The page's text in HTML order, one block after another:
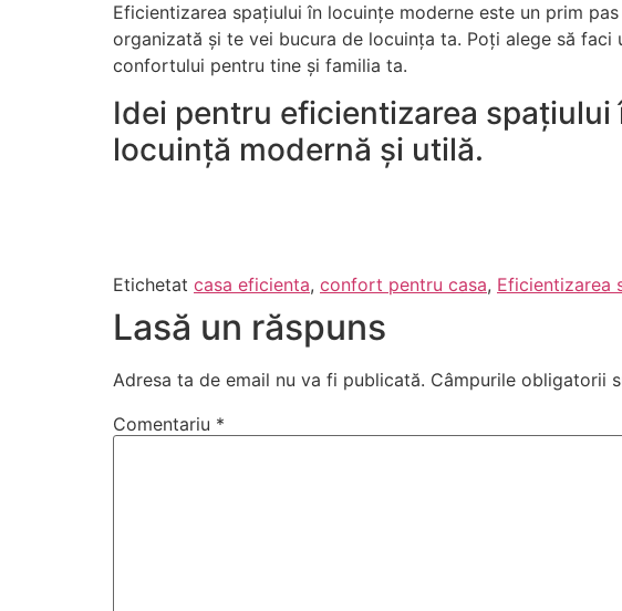
Eficientizarea spațiului în locuințe moderne este un prim
organizată și te vei bucura de locuința ta. Poți alege să
confortului pentru tine și familia ta.
Idei pentru eficientizarea
locuință modernă și utilă.
Etichetat casa eficienta, confort pentru casa, Eficientizarea
Lasă un răspuns
Adresa ta de email nu va fi publicată. Câmpurile obligatorii
Comentariu *